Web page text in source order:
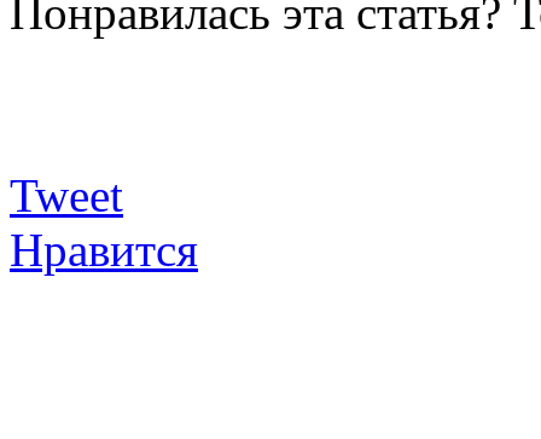
Понравилась эта статья?
Tweet
Нравится